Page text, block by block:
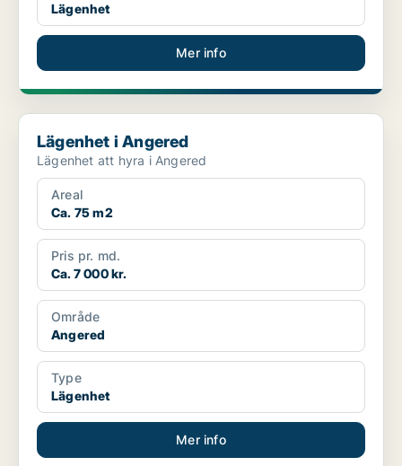
Lägenhet
Mer info
Lägenhet i Angered
Lägenhet i Angered
Lägenhet att hyra i Angered
Areal
Ca. 75 m2
Pris pr. md.
Ca. 7 000 kr.
Område
Angered
Type
Lägenhet
Mer info